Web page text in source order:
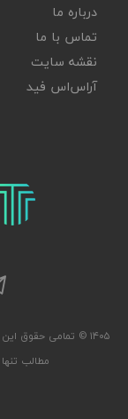
درباره ما
تماس با ما
نقشه سایت
آر‌اس‌اس فید
تکراتو – زندگی با
۱۴۰۵ © تمامی حقوق این وب سایت برای
مطالب